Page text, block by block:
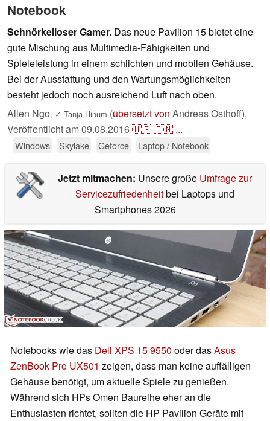
Notebook
Schnörkelloser Gamer. Das neue Pavilion 15 bietet eine
gute Mischung aus Multimedia-Fähigkeiten und
Spieleleistung in einem schlichten und mobilen Gehäuse.
Bei der Ausstattung und den Wartungsmöglichkeiten
besteht jedoch noch ausreichend Luft nach oben.
Allen Ngo, ✓ Tanja Hinum (übersetzt von Andreas Osthoff),
Veröffentlicht am09.08.2016🇺🇸🇨🇳 ...
Windows Skylake Geforce Laptop / Notebook
Jetzt mitmachen: Unsere große Umfrage zur
Servicezufriedenheitbei Laptops und
Smartphones 2026
Notebooks wie das Dell XPS 15 9550 oder dasAsus
ZenBook Pro UX501 zeigen, dass man keine auffälligen
Gehäuse benötigt, um aktuelle Spiele zu genießen.
Während sich HPs Omen Baureihe eher an die
Enthusiasten richtet, sollten die HP Pavilion Geräte mit